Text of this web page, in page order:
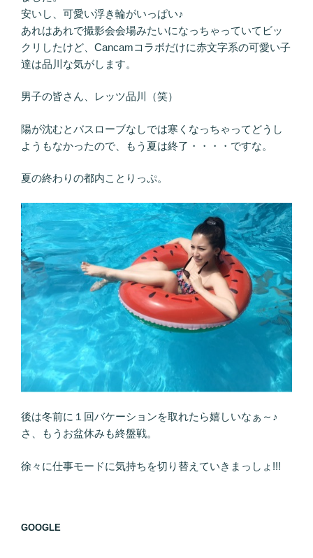
安いし、可愛い浮き輪がいっぱい♪
あれはあれで撮影会会場みたいになっちゃっていてビッ
クリしたけど、Cancamコラボだけに赤文字系の可愛い子
達は品川な気がします。
男子の皆さん、レッツ品川（笑）
陽が沈むとバスローブなしでは寒くなっちゃってどうし
ようもなかったので、もう夏は終了・・・・ですな。
夏の終わりの都内ことりっぷ。
後は冬前に１回バケーションを取れたら嬉しいなぁ～♪
さ、もうお盆休みも終盤戦。
徐々に仕事モードに気持ちを切り替えていきまっしょ!!!
GOOGLE